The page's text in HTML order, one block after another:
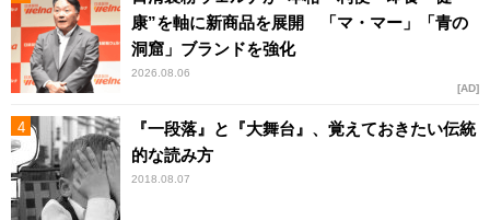
康”を軸に新商品を展開 「マ・マー」「青の
洞窟」ブランドを強化
2026.08.06
AD
『一段落』と『大舞台』、覚えておきたい伝統
的な読み方
2018.08.07